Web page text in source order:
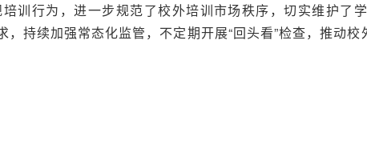
训行为，进一步规范了校外培训市场秩序，切实维护了
，持续加强常态化监管，不定期开展“回头看”检查，推动